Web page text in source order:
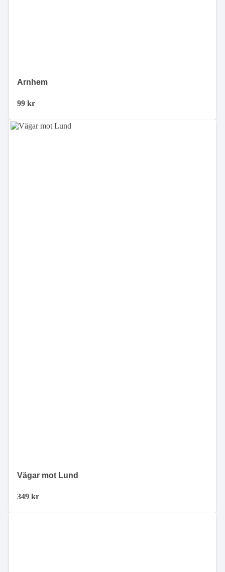
Arnhem
99 kr
Vägar mot Lund
349 kr